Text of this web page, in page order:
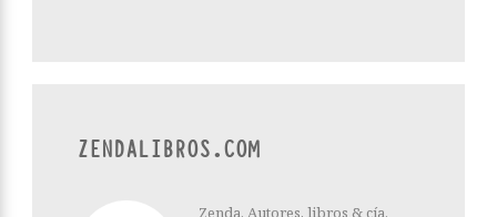
ZENDALIBROS.COM
Zenda. Autores, libros & cía.